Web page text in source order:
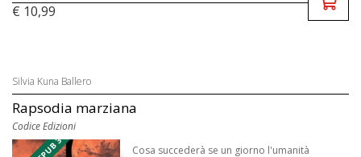
€ 10,99
Silvia Kuna Ballero
Rapsodia marziana
Codice Edizioni
Cosa succederà se un giorno l'umanità